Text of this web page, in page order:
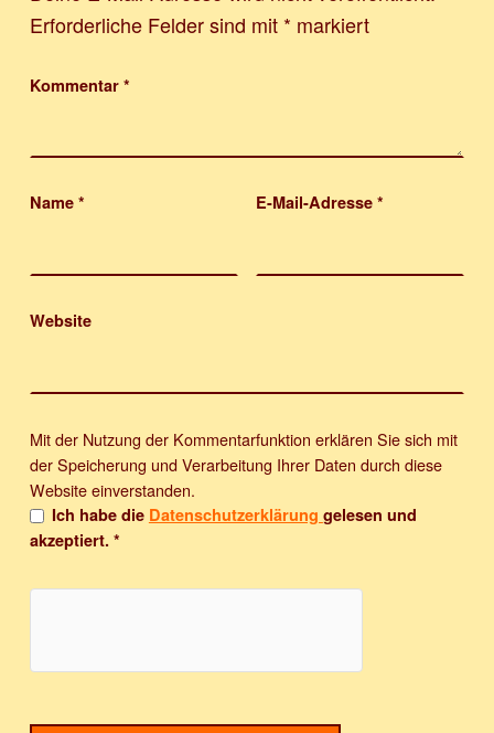
Erforderliche Felder sind mit * markiert
Kommentar *
Name * E-Mail-Adresse *
Website
Mit der Nutzung der Kommentarfunktion erklären Sie sich mit
der Speicherung und Verarbeitung Ihrer Daten durch diese
Website einverstanden.
Ich habe die Datenschutzerklärung gelesen und
akzeptiert.*